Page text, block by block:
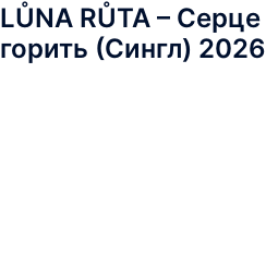
LŮNA RŮTA – Серце
горить (Сингл) 2026